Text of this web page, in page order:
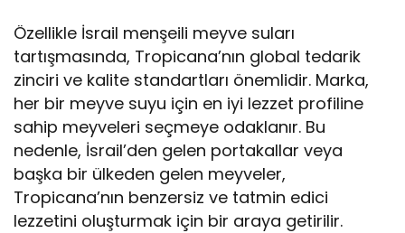
Özellikle İsrail menşeili meyve suları
tartışmasında, Tropicana’nın global tedarik
zinciri ve kalite standartları önemlidir. Marka,
her bir meyve suyu için en iyi lezzet profiline
sahip meyveleri seçmeye odaklanır. Bu
nedenle, İsrail’den gelen portakallar veya
başka bir ülkeden gelen meyveler,
Tropicana’nın benzersiz ve tatmin edici
lezzetini oluşturmak için bir araya getirilir.